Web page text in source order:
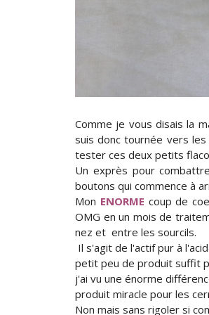
Comme je vous disais la
suis donc tournée vers
tester ces deux petits
Un exprès pour
boutons qui commence à
Mon ENORME coup de
OMG en un mois de
nez et entre les sourcils.
Il s'agit de l'actif pur à
petit peu de produit suffit
j'ai vu une énorme
produit miracle pour les
Non mais sans rigoler si